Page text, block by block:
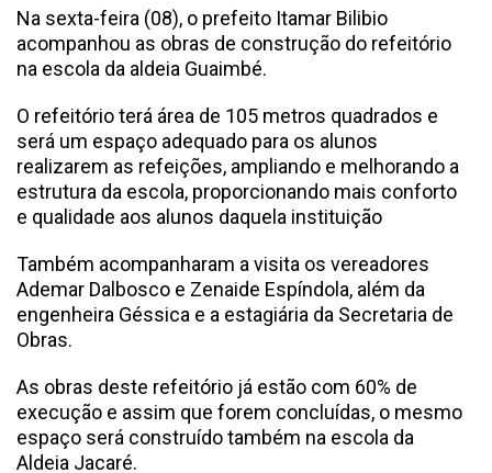
Na sexta-feira (08), o prefeito Itamar Bilibio
acompanhou as obras de construção do refeitório
na escola da aldeia Guaimbé.
O refeitório terá área de 105 metros quadrados e
será um espaço adequado para os alunos
realizarem as refeições, ampliando e melhorando a
estrutura da escola, proporcionando mais conforto
e qualidade aos alunos daquela instituição
Também acompanharam a visita os vereadores
Ademar Dalbosco e Zenaide Espíndola, além da
engenheira Géssica e a estagiária da Secretaria de
Obras.
As obras deste refeitório já estão com 60% de
execução e assim que forem concluídas, o mesmo
espaço será construído também na escola da
Aldeia Jacaré.